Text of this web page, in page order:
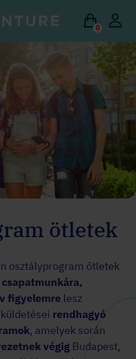
0
ötletek
osztályprogram ötletek
csapatmunkára,
figyelemre lesz
rendhagyó
, amelyek során
végig Budapest,